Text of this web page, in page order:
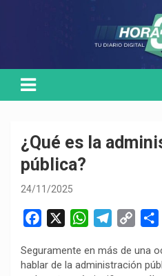
¿Qué es la
pública?
24/11/2025
c
e
W
a
t
l
e
p
y
Seguramente en más de una
hablar de la administración